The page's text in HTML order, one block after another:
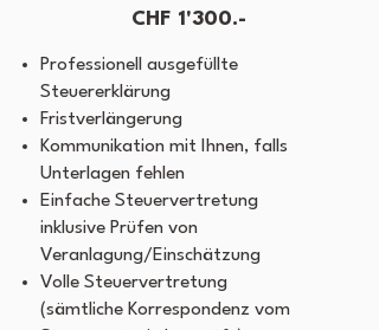
CHF 1'300.-
Professionell ausgefüllte
Steuererklärung
Fristverlängerung
Kommunikation mit Ihnen, falls
Unterlagen fehlen
Einfache Steuervertretung
inklusive Prüfen von
Veranlagung/Einschätzung
Volle Steuervertretung
(sämtliche Korrespondenz vom